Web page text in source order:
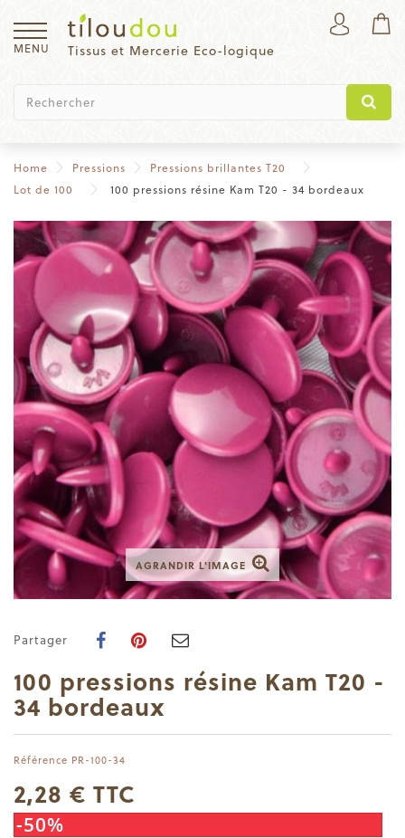
Tissus et Mercerie Eco-logique
MENU
Home Pressions
Pressions brillantes T20
Lot de 100
100 pressions résine Kam T20 - 34 bordeaux
AGRANDIR L'IMAGE
Partager
100 pressions résine Kam T20 -
34 bordeaux
Référence PR-100-34
2,28 € TTC
-50%